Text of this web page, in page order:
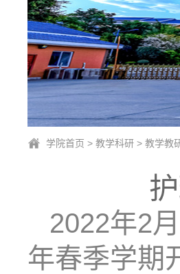
学院首页 > 教学科研 > 教学教
2022年2
年春季学期